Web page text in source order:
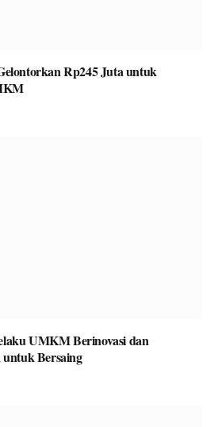
Rp245 Juta untuk
UMKM Berinovasi dan
Bersaing